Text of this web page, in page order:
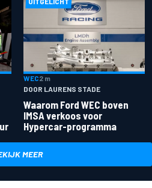
WEC2 m
DOOR LAURENS STADE
Waarom Ford WEC boven
IMSA verkoos voor
Hypercar-programma
MEER